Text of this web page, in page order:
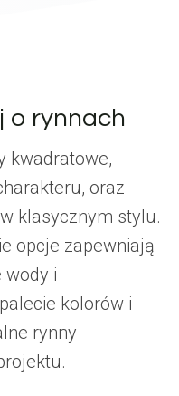
o rynnach
kwadratowe,
oraz
klasycznym stylu.
opcje zapewniają
wody i
kolorów i
rynny